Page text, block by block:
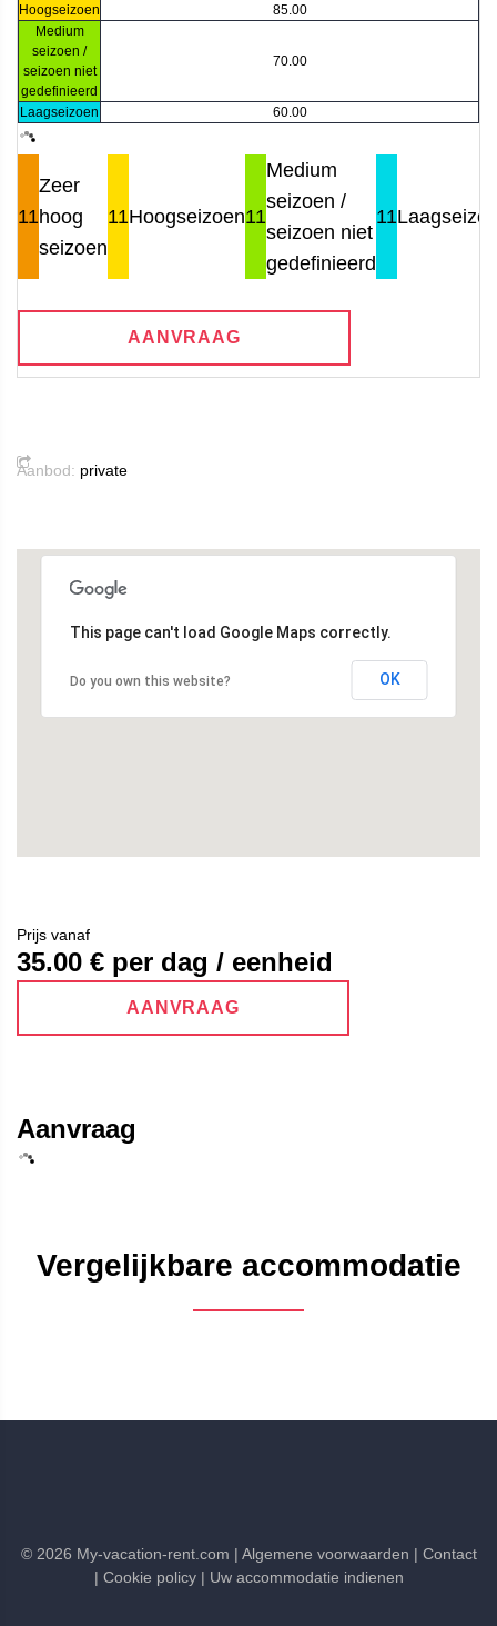
Hoogseizoen
85.00
Medium
seizoen /
seizoen niet
gedefinieerd
70.00
Laagseizoen 60.00
11
Zeer
hoog
seizoen
11Hoogseizoen11
Medium
seizoen /
seizoen niet
gedefinieerd
11
AANVRAAG
Aanbod: private
This page can't load Google Maps correctly.
Do you own this website? OK
Prijs vanaf
35.00 € per dag / eenheid
AANVRAAG
Aanvraag
Vergelijkbare accommodatie
© 2026 My-vacation-rent.com | Algemene voorwaarden | Contact
| Cookie policy | Uw accommodatie indienen